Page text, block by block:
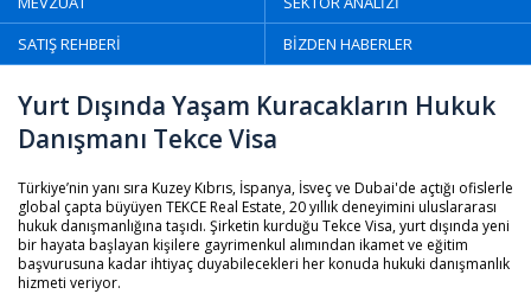
SATIŞ REHBERİ
BİZDEN HABERLER
Yurt Dışında Yaşam Kuracakların Hukuk
Danışmanı Tekce Visa
Türkiye’nin yanı sıra Kuzey Kıbrıs, İspanya, İsveç ve Dubai'de açtığı ofislerle
global çapta büyüyen TEKCE Real Estate, 20 yıllık deneyimini uluslararası
hukuk danışmanlığına taşıdı. Şirketin kurduğu Tekce Visa, yurt dışında yeni
bir hayata başlayan kişilere gayrimenkul alımından ikamet ve eğitim
başvurusuna kadar ihtiyaç duyabilecekleri her konuda hukuki danışmanlık
hizmeti veriyor.